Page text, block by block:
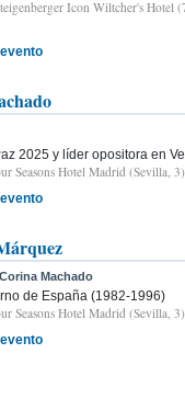
Icon Wiltcher's Hotel
2025 y líder opositora en
Seasons Hotel Madrid (Sevilla,
Machado
de España (1982-1996)
Seasons Hotel Madrid (Sevilla,